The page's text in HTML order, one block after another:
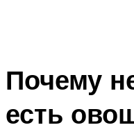
Почему
есть